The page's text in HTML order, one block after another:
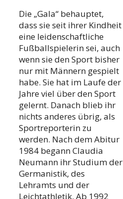
Die „Gala“ behauptet,
dass sie seit ihrer Kindheit
eine leidenschaftliche
Fußballspielerin sei, auch
wenn sie den Sport bisher
nur mit Männern gespielt
habe. Sie hat im Laufe der
Jahre viel über den Sport
gelernt. Danach blieb ihr
nichts anderes übrig, als
Sportreporterin zu
werden. Nach dem Abitur
1984 begann Claudia
Neumann ihr Studium der
Germanistik, des
Lehramts und der
Leichtathletik. Ab 1992